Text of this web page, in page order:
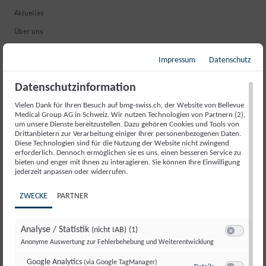
Aktuelles
Über uns
Nützliche Informationen
Fortbildung
Informationsbroschüren
Kontakte & Adressen
Fragen & Antworten
Versicherungen & Kosten
Lob & Beschwerde
Leistungen & Angebote
Neurologischer Notfall
Impressum Datenschutz
Datenschutzinformation
Vielen Dank für Ihren Besuch auf bmg-swiss.ch, der Website von Bellevue
Medical Group AG in Schweiz. Wir nutzen Technologien von Partnern (2),
um unsere Dienste bereitzustellen. Dazu gehören Cookies und Tools von
Drittanbietern zur Verarbeitung einiger Ihrer personenbezogenen Daten.
Diese Technologien sind für die Nutzung der Website nicht zwingend
erforderlich. Dennoch ermöglichen sie es uns, einen besseren Service zu
bieten und enger mit Ihnen zu interagieren. Sie können Ihre Einwilligung
jederzeit anpassen oder widerrufen.
ZWECKE PARTNER
Analyse / Statistik (nicht IAB) (1)
Anonyme Auswertung zur Fehlerbehebung und Weiterentwicklung
Google Analytics (via Google TagManager)